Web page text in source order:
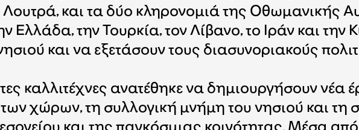
και τα δύο κληρονομιά της Οθωμανικής
Ελλάδα, την Τουρκία, τον Λίβανο, το Ιράν και
και να εξετάσουν τους διασυνοριακούς
καλλιτέχνες ανατέθηκε να δημιουργήσουν νέα
χώρων, τη συλλογική μνήμη του νησιού και τη
και της παγκόσμιας κοινότητας. Μέσα